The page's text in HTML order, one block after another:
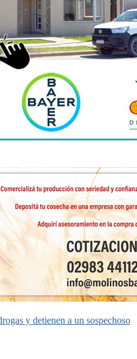
y detienen a un sospechoso